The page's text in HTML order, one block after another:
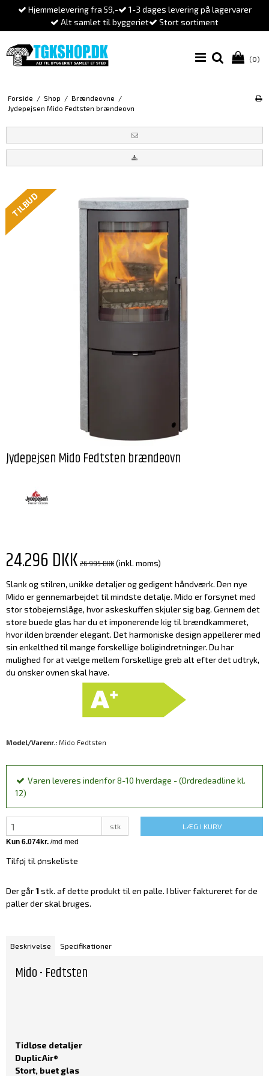
Hjemmelevering fra 59,-
1-3 dages levering på lagervarer
Alt samlet til byggeriet
Stort sortiment
(0)
Forside / Shop / Brændeovne /
Jydepejsen Mido Fedtsten brændeovn
TILBUD
Jydepejsen Mido Fedtsten brændeovn
24.296 DKK26.995 DKK(inkl. moms)
Slank og stilren, unikke detaljer og gedigent håndværk. Den nye
Mido er gennemarbejdet til mindste detalje. Mido er forsynet med
stor støbejernslåge, hvor askeskuffen skjuler sig bag. Gennem det
store buede glas har du et imponerende kig til brændkammeret,
hvor ilden brænder elegant. Det harmoniske design appellerer med
sin enkelthed til mange forskellige boligindretninger. Du har
mulighed for at vælge mellem forskellige greb alt efter det udtryk,
du ønsker ovnen skal have.
Model/Varenr.: Mido Fedtsten
Varen leveres indenfor 8-10 hverdage - (Ordredeadline kl.
12)
stk LÆG I KURV
Tilføj til ønskeliste
Der går1stk. af dette produkt til en palle. I bliver faktureret for de
paller der skal bruges.
Beskrivelse Specifikationer
Mido - Fedtsten
Tidløse detaljer
DuplicAir®
Stort, buet glas